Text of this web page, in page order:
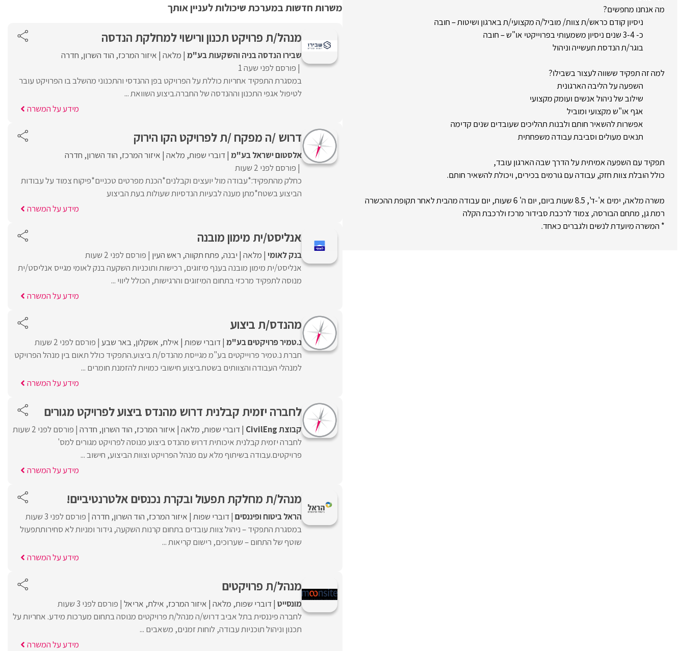
מה אנחנו מחפשים?
ניסיון קודם כראש/ת צוות/ מוביל/ה מקצועי/ת בארגון ושיטות – חובה
כ- 3-4 שנים ניסיון משמעותי בפרוייקטי או"ש – חובה
בוגר/ת הנדסת תעשייה וניהול
למה זה תפקיד ששווה לעצור בשבילו?
השפעה על הליבה הארגונית
שילוב של ניהול אנשים ועומק מקצועי
אגף או"ש מקצועי ומוביל
אפשרות להשאיר חותם ולבנות תהליכים שעובדים שנים קדימה
תנאים מעולים וסביבת עבודה משפחתית
תפקיד עם השפעה אמיתית על הדרך שבה הארגון עובד,
כולל הובלת צוות חזק, עבודה עם גורמים בכירים, ויכולת להשאיר חותם.
משרה מלאה, ימים א'-ד', 8.5 שעות ביום, יום ה' 6 שעות, יום עבודה מהבית לאחר תקופת ההכשרה
רמת גן, מתחם הבורסה, צמוד לרכבת סבידור מרכז ולרכבת הקלה
* המשרה מיועדת לנשים ולגברים כאחד.
משרות חדשות במערכת שיכולות לעניין אותך
מנהל/ת פרויקט תכנון ורישוי למחלקת הנדסה
שבירו הנדסה בניה והשקעות בע"מ מלאה איזור המרכז הוד השרון חדרה
פורסם לפני שעה 1
במסגרת התפקיד אחריות כוללת על הפרויקט בפן ההנדסי והתכנוני מהשלב בו הפרויקט עובר
לטיפול אגפי התכנון וההנדסה של החברה.ביצוע השוואת ...
מידע על המשרה
דרוש /ה מפקח /ת לפרויקט הקו הירוק
אלסטום ישראל בע"מ דוברי שפות מלאה איזור המרכז הוד השרון חדרה
פורסם לפני 2 שעות
כחלק מהתפקיד:*עבודה מול יועצים וקבלנים*הכנת מפרטים טכניים*פיקוח צמוד על עבודות
הביצוע בשטח*מתן מענה לבעיות הנדסיות שעולות בעת הביצוע
מידע על המשרה
אנליסט/ית מימון מובנה
בנק לאומי מלאה יבנה פתח תקווה ראש העין פורסם לפני 2 שעות
אנליסט/ית מימון מובנה בענף מיזוגים, רכישות ותוכניות השקעה בנק לאומי מגייס אנליסט/ית
מנוסה לתפקיד מרכזי בתחום המיזוגים והרגישות, הכולל ליווי ...
מידע על המשרה
מהנדס/ת ביצוע
נ.טמיר פרויקטים בע"מ דוברי שפות אילת אשקלון באר שבע פורסם לפני 2 שעות
חברת נ.טמיר פרוייקטים בע"מ מגייסת מהנדס/ת ביצוע.התפקיד כולל תאום בין מנהל הפרויקט
למנהלי העבודה והצוותים בשטח.ביצוע חישובי כמויות להזמנת חומרים ...
מידע על המשרה
לחברה יזמית קבלנית דרוש מהנדס ביצוע לפרויקט מגורים
קבוצת CivilEng דוברי שפות מלאה איזור המרכז הוד השרון חדרה פורסם לפני 2 שעות
לחברה יזמית קבלנית איכותית דרוש מהנדס ביצוע מנוסה לפרויקט מגורים למס'
פרויקטים.עבודה בשיתוף מלא עם מנהל הפרויקט וצוות הביצוע, חישוב ...
מידע על המשרה
מנהל/ת מחלקת תפעול ובקרת נכנסים אלטרנטיביים!
הראל ביטוח ופיננסים דוברי שפות איזור המרכז הוד השרון חדרה פורסם לפני 3 שעות
במסגרת התפקיד – ניהול צוות עובדים בתחום קרנות השקעה, גידור ומניות לא סחירותתפעול
שוטף של התחום – שערוכים, רישום קריאות ...
מידע על המשרה
מנהל/ת פרויקטים
מונסייט דוברי שפות מלאה איזור המרכז אילת אריאל פורסם לפני 3 שעות
לחברה פיננסית בתל אביב דרוש/ה מנהל/ת פרויקטים מנוסה בתחום מערכות מידע. אחריות על
תכנון וניהול תוכניות עבודה, לוחות זמנים, משאבים ...
מידע על המשרה